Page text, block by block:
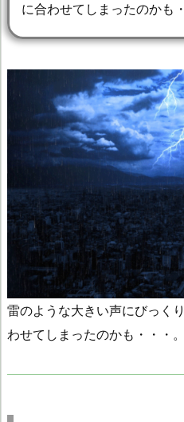
に合わせてしまったのかも
雷のような大きい声にびっく
わせてしまったのかも・・・。